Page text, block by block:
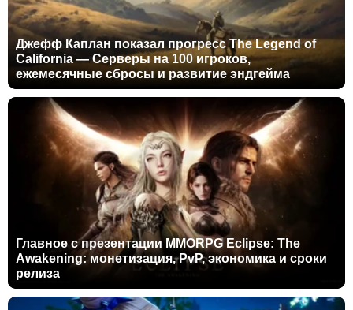
Джефф Каплан показал прогресс The Legend of
California — Серверы на 100 игроков,
ежемесячные сбросы и развитие эндгейма
Главное с презентации MMORPG Eclipse: The
Awakening: монетизация, PvP, экономика и сроки
релиза